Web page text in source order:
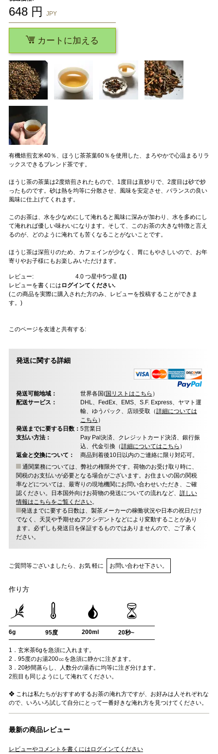
有機焙煎玄米40％、ほうじ茶茶葉60％を使用した、まろやかで心温まるリラ
ックスできるブレンド茶です。
ほうじ茶の茶葉は2度焙煎されたもので、1度目は直炒りで、2度目は砂で炒
ったものです。砂は熱を均等に分散させ、風味を安定させ、バランスの良い
風味に仕上げてくれます。
このお茶は、水を少なめにして淹れると風味に深みが加わり、水を多めにし
て淹れれば優しい味わいになります。そして、このお茶の大きな特徴と言え
るのが、どのように淹れても苦くなることがないことです。
ほうじ茶は深煎りのため、カフェインが少なく、胃にもやさしいので、お年
寄りやお子様にもお楽しみいただけます。
レビュー: 4.0つ星中5つ星 (1)
レビューを書くには ログインてください.
(この商品を実際に購入された方のみ、レビューを投稿することができま
す。)
このページを友達と共有する:
648円 JPY
カートに加える
発送に関する詳細
発送可能地域： 世界各国(国リストはこちら ）
配送サービス：
DHL、FedEx、EMS、S.F. Express、ヤマト運
輸、ゆうパック、店頭受取（詳細については
こちら ）
発送までに要する日数： 5営業日
支払い方法：
Pay Pal決済、クレジットカード決済、銀行振
込、代金引換（詳細についてはこちら ）
返金と交換について：
商品到着後10日以内のご連絡に限り対応可。
通関業務については、弊社の権限外です。荷物のお受け取り時に、
関税のお支払いが必要となる場合がございます。お住まいの国の関税
率などについては、最寄りの現地機関にお問い合わせいただき、ご確
認ください。日本国外向けお荷物の発送についての流れなど、 詳しい
情報はこちらをご覧ください。
発送までに要する日数は、製茶メーカーの稼働状況や日本の祝日だけ
でなく、天災や予期せぬアクシデントなどにより変動することがあり
ます。必ずしも発送日を保証するものではありませんので、ご了承く
ださい。
ご質問等ございましたら、お気 軽に お問い合わせ下さい。
作り方
6g 95度 200ml 20秒~
1．玄米茶6gを急須に入れます。
2．95度のお湯200㏄を急須に静かに注ぎます。
3．20秒間蒸らし、人数分の湯呑に均等に注ぎ分けます。
2煎目も同じようにして淹れてください。
❖ これは私たちがおすすめするお茶の淹れ方ですが、お好みは人それぞれな
ので、いろいろ試して自分にとって一番好きな淹れ方を見つけてください。
最新の商品レビュー
レビューやコメントを書くにはログインてください